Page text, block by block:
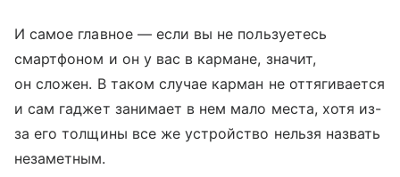
И самое главное — если вы не пользуетесь
смартфоном и он у вас в кармане, значит,
он сложен. В таком случае карман не оттягивается
и сам гаджет занимает в нем мало места, хотя из-
за его толщины все же устройство нельзя назвать
незаметным.